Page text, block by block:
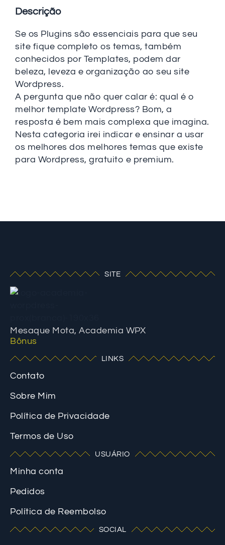
Descrição
Se os Plugins são essenciais para que seu
site fique completo os temas, também
conhecidos por Templates, podem dar
beleza, leveza e organização ao seu site
Wordpress.
A pergunta que não quer calar é: qual é o
melhor template Wordpress? Bom, a
resposta é bem mais complexa que imagina.
Nesta categoria irei indicar e ensinar a usar
os melhores dos melhores temas que existe
para Wordpress, gratuito e premium.
SITE
Mesaque Mota, Academia WPX
Bônus
LINKS
Contato
Sobre Mim
Política de Privacidade
Termos de Uso
USUÁRIO
Minha conta
Pedidos
Política de Reembolso
SOCIAL